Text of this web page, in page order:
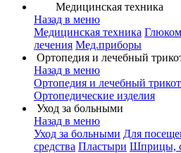
Медицинская техника
Назад в меню
Медицинская техника
лечения Мед.приборы
Ортопедия и лечебный
Назад в меню
Ортопедия и лечебный
Ортопедические изделия
Уход за больными
Назад в меню
Уход за больными Для
средства Пластыри Шприцы,